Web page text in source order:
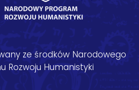
ze środków Narodowego
Rozwoju Humanistyki